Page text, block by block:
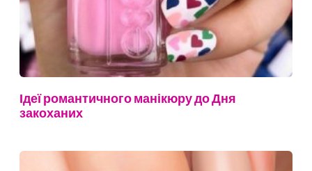
Ідеї романтичного манікюру до Дня
закоханих